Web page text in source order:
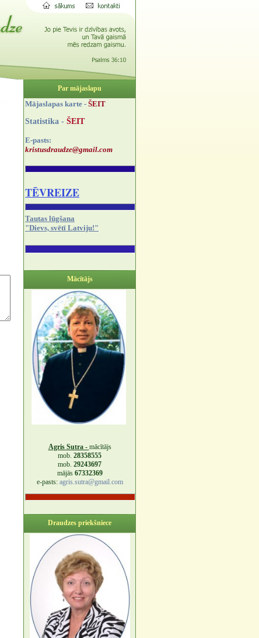
Par mājaslapu
Mājaslapas karte - ŠEIT
Statistika - ŠEIT
E-pasts:
kristusdraudze@gmail.com
TĒVREIZE
Tautas lūgšana
"Dievs, svētī Latviju!"
Mācītājs
Agris Sutra - mācītājs
mob. 28358555
mob. 29243697
mājās 67332369
e-pasts: agris.sutra@gmail.com
Draudzes priekšniece